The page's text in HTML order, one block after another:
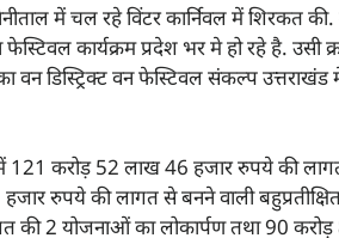
में चल रहे विंटर कार्निवल में शिरकत की.
फेस्टिवल कार्यक्रम प्रदेश भर मे हो रहे है.
का वन डिस्ट्रिक्ट वन फेस्टिवल संकल्प
121 करोड़ 52 लाख 46 हजार रुपये की
रुपये की लागत से बनने वाली बहुप्रतीक्षित
की 2 योजनाओं का लोकार्पण तथा 90